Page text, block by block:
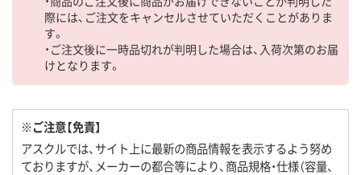
際には、ご注文をキャンセルさせていただくことがありま
す。
・ご注文後に一時品切れが判明した場合は、入荷次第のお届
けとなります。
※ご注意【免責】
アスクルでは、サイト上に最新の商品情報を表示するよう努め
ておりますが、メーカーの都合等により、商品規格・仕様（容量、